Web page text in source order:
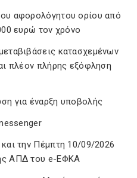
αφορολόγητου ορίου από
ευρώ τον χρόνο
κατασχεμένων
πλέον πλήρης εξόφληση
για έναρξη υποβολής
την Πέμπτη 10/09/2026
ΑΠΔ του e-ΕΦΚΑ